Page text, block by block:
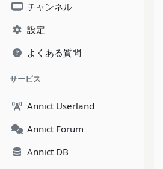
チャンネル
設定
よくある質問
サービス
Annict Userland
Annict Forum
Annict DB